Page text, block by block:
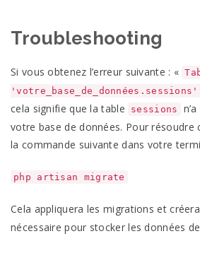
Troubleshooting
Si vous obtenez l’erreur suivante : «
cela signifie que la table
sessions
votre base de données. Pour résoudre
la commande suivante dans votre
php artisan migrate
Cela appliquera les migrations et
nécessaire pour stocker les données